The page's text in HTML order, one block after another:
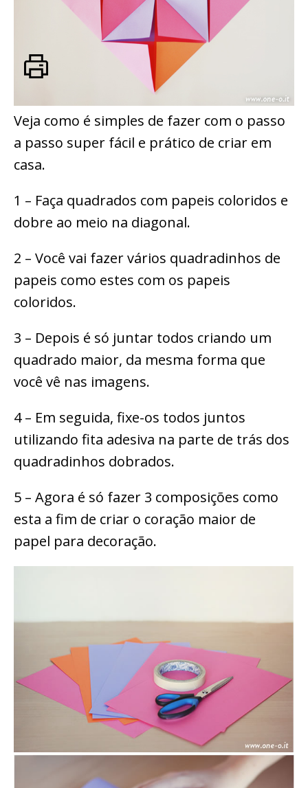
Veja como é simples de fazer com o passo
a passo super fácil e prático de criar em
casa.
1 – Faça quadrados com papeis coloridos e
dobre ao meio na diagonal.
2 – Você vai fazer vários quadradinhos de
papeis como estes com os papeis
coloridos.
3 – Depois é só juntar todos criando um
quadrado maior, da mesma forma que
você vê nas imagens.
4 – Em seguida, fixe-os todos juntos
utilizando fita adesiva na parte de trás dos
quadradinhos dobrados.
5 – Agora é só fazer 3 composições como
esta a fim de criar o coração maior de
papel para decoração.